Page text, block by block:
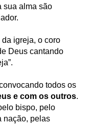
sua alma são
igreja, o coro
Deus cantando
todos os
e com os outros.
bispo, pelo
nação, pelas